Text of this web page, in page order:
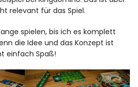
relevant für das Spiel.
spielen, bis ich es komplett
die Idee und das Konzept ist
einfach Spaß!